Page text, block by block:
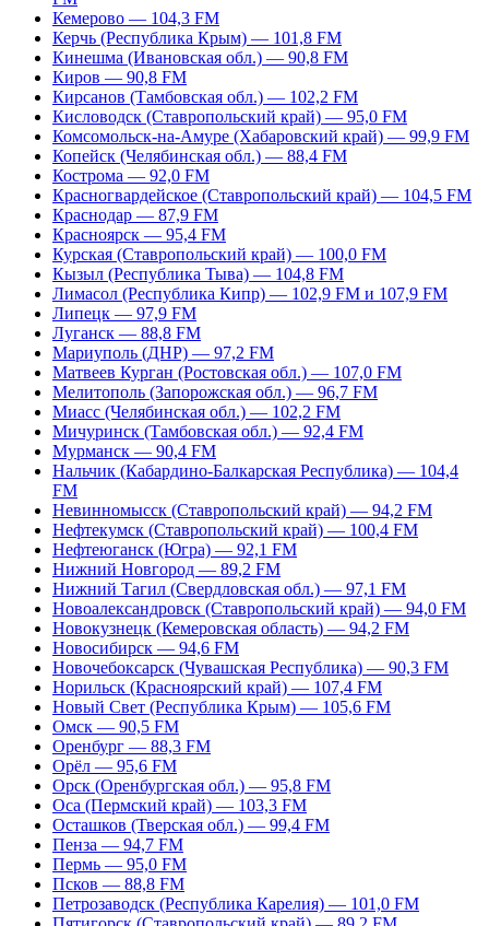
Кемерово — 104,3 FM
Керчь (Республика Крым) — 101,8 FM
Кинешма (Ивановская обл.) — 90,8 FM
Киров — 90,8 FM
Кирсанов (Тамбовская обл.) — 102,2 FM
Кисловодск (Ставропольский край) — 95,0 FM
Комсомольск-на-Амуре (Хабаровский край) — 99,9 FM
Копейск (Челябинская обл.) — 88,4 FM
Кострома — 92,0 FM
Красногвардейское (Ставропольский край) — 104,5 FM
Краснодар — 87,9 FM
Красноярск — 95,4 FM
Курская (Ставропольский край) — 100,0 FM
Кызыл (Республика Тыва) — 104,8 FM
Лимасол (Республика Кипр) — 102,9 FM и 107,9 FM
Липецк — 97,9 FM
Луганск — 88,8 FM
Мариуполь (ДНР) — 97,2 FM
Матвеев Курган (Ростовская обл.) — 107,0 FM
Мелитополь (Запорожская обл.) — 96,7 FM
Миасс (Челябинская обл.) — 102,2 FM
Мичуринск (Тамбовская обл.) — 92,4 FM
Мурманск — 90,4 FM
Нальчик (Кабардино-Балкарская Республика) — 104,4
FM
Невинномысск (Ставропольский край) — 94,2 FM
Нефтекумск (Ставропольский край) — 100,4 FM
Нефтеюганск (Югра) — 92,1 FM
Нижний Новгород — 89,2 FM
Нижний Тагил (Свердловская обл.) — 97,1 FM
Новоалександровск (Ставропольский край) — 94,0 FM
Новокузнецк (Кемеровская область) — 94,2 FM
Новосибирск — 94,6 FM
Новочебоксарск (Чувашская Республика) — 90,3 FM
Норильск (Красноярский край) — 107,4 FM
Новый Свет (Республика Крым) — 105,6 FM
Омск — 90,5 FM
Оренбург — 88,3 FM
Орёл — 95,6 FM
Орск (Оренбургская обл.) — 95,8 FM
Оса (Пермский край) — 103,3 FM
Осташков (Тверская обл.) — 99,4 FM
Пенза — 94,7 FM
Пермь — 95,0 FM
Псков — 88,8 FM
Петрозаводск (Республика Карелия) — 101,0 FM